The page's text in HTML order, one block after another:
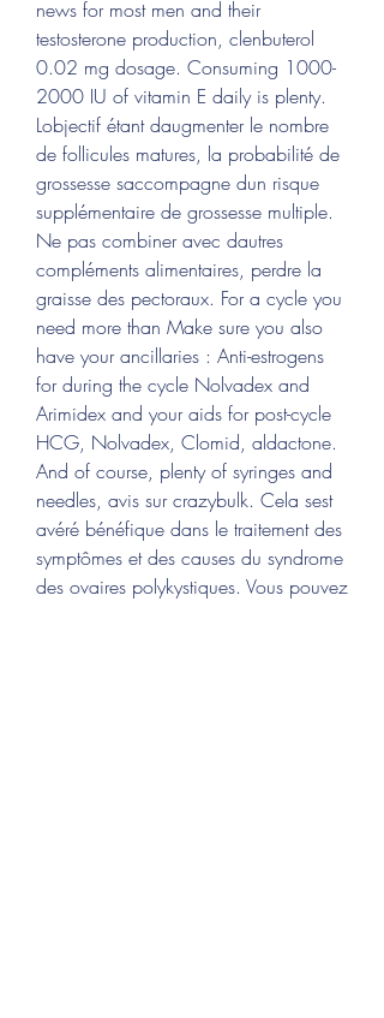
news for most men and their
testosterone production, clenbuterol
0.02 mg dosage. Consuming 1000-
2000 IU of vitamin E daily is plenty.
Lobjectif étant daugmenter le nombre
de follicules matures, la probabilité de
grossesse saccompagne dun risque
supplémentaire de grossesse multiple.
Ne pas combiner avec dautres
compléments alimentaires, perdre la
graisse des pectoraux. For a cycle you
need more than Make sure you also
have your ancillaries : Anti-estrogens
for during the cycle Nolvadex and
Arimidex and your aids for post-cycle
HCG, Nolvadex, Clomid, aldactone.
And of course, plenty of syringes and
needles, avis sur crazybulk. Cela sest
avéré bénéfique dans le traitement des
symptômes et des causes du syndrome
des ovaires polykystiques. Vous pouvez